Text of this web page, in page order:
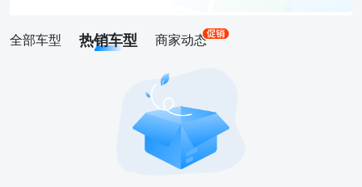
全部车型 热销车型 商家动态